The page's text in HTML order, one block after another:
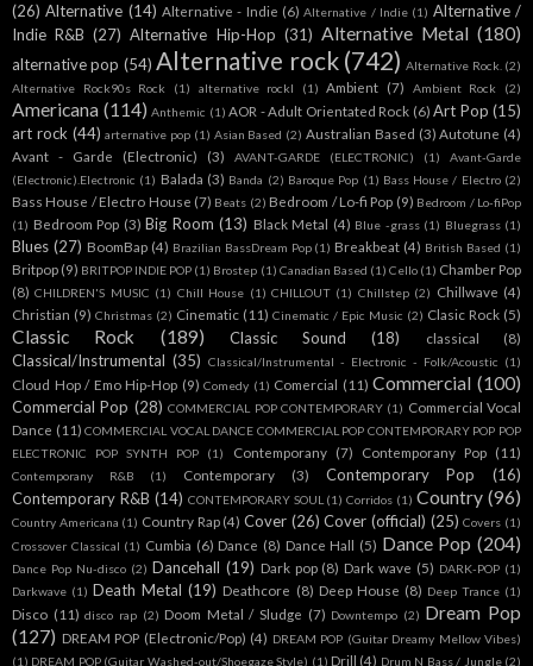
(26) Alternative (14) Alternative - Indie (6) Alternative / Indie (1) Alternative /
Indie R&B (27) Alternative Hip-Hop (31) Alternative Metal (180)
alternative pop (54) Alternative rock (742) Alternative Rock. (2)
Alternative Rock90s Rock
(1) alternative rockl (1) Ambient (7) Ambient Rock (2)
Americana (114) Anthemic (1) AOR - Adult Orientated Rock (6) Art Pop (15)
art rock (44) arternative pop (1) Asian Based (2) Australian Based (3) Autotune (4)
Avant - Garde (Electronic)
(3) AVANT-GARDE (ELECTRONIC) (1)
Avant-Garde
(Electronic).Electronic (1) Balada (3) Banda (2) Baroque Pop (1) Bass House / Electro (2)
Bass House / Electro House (7) Beats (2) Bedroom / Lo-fi Pop (9) Bedroom / Lo-fiPop
(1) Bedroom Pop (3) Big Room (13) Black Metal (4) Blue -grass (1) Bluegrass (1)
Blues (27) BoomBap (4) Brazilian BassDream Pop (1) Breakbeat (4) British Based (1)
Britpop (9) BRITPOP INDIE POP (1) Brostep (1) Canadian Based (1) Cello (1) Chamber Pop
(8) CHILDREN'S MUSIC (1) Chill House (1) CHILLOUT (1) Chillstep (2) Chillwave (4)
Christian (9) Christmas (2) Cinematic (11) Cinematic / Epic Music (2) Clasic Rock (5)
Classic Rock (189) Classic Sound (18) classical (8)
Classical/Instrumental (35) Classical/Instrumental - Electronic - Folk/Acoustic (1)
Cloud Hop / Emo Hip-Hop (9) Comedy (1) Comercial (11) Commercial (100)
Commercial Pop (28) COMMERCIAL POP CONTEMPORARY (1) Commercial Vocal
Dance (11) COMMERCIAL VOCAL DANCE COMMERCIAL POP CONTEMPORARY POP POP
ELECTRONIC POP SYNTH POP
(1) Contemporany (7) Contemporany Pop (11)
Contemporany R&B (1) Contemporary (3) Contemporary Pop
(16)
Contemporary R&B (14) CONTEMPORARY SOUL (1) Corridos (1) Country (96)
Country Americana (1) Country Rap (4) Cover (26) Cover (official) (25) Covers (1)
Crossover Classical (1) Cumbia (6) Dance (8) Dance Hall (5) Dance Pop (204)
Dance Pop Nu-disco (2) Dancehall (19) Dark pop (8) Dark wave (5) DARK-POP (1)
Darkwave (1) Death Metal (19) Deathcore (8) Deep House (8) Deep Trance (1)
Disco (11) disco rap (2) Doom Metal / Sludge (7) Downtempo (2) Dream Pop
(127) DREAM POP (Electronic/Pop) (4) DREAM POP (Guitar Dreamy Mellow Vibes)
(1) DREAM POP (Guitar Washed-out/Shoegaze Style) (1) Drill (4) Drum N Bass / Jungle (2)